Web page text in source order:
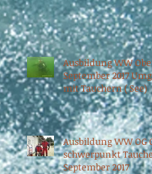
Ausbildung WW
September 2017
mit Tauchern ( See)
Ausbildung WW OG
schwerpunkt
September 2017